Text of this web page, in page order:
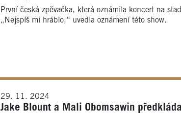
První česká zpěvačka, která oznámila koncert na
„Nejspíš mi hráblo,“ uvedla oznámení této show.
29. 11. 2024
Jake Blount a Mali Obomsawin